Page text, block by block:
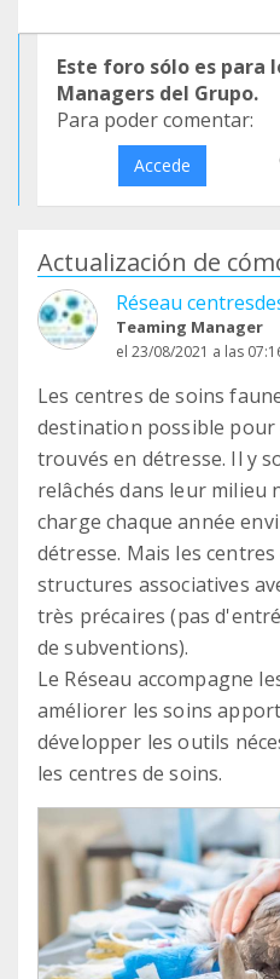
Este foro sólo es para
Managers del Grupo.
Para poder comentar:
Accede
Actualización de
Réseau
Teaming Manager
el 23/08/2021 a las
Les centres de soins
destination possible pour
trouvés en détresse. Il y
relâchés dans leur milieu
charge chaque année
détresse. Mais les
structures associatives
très précaires (pas
de subventions).
Le Réseau accompagne
améliorer les soins
développer les outils
les centres de soins.